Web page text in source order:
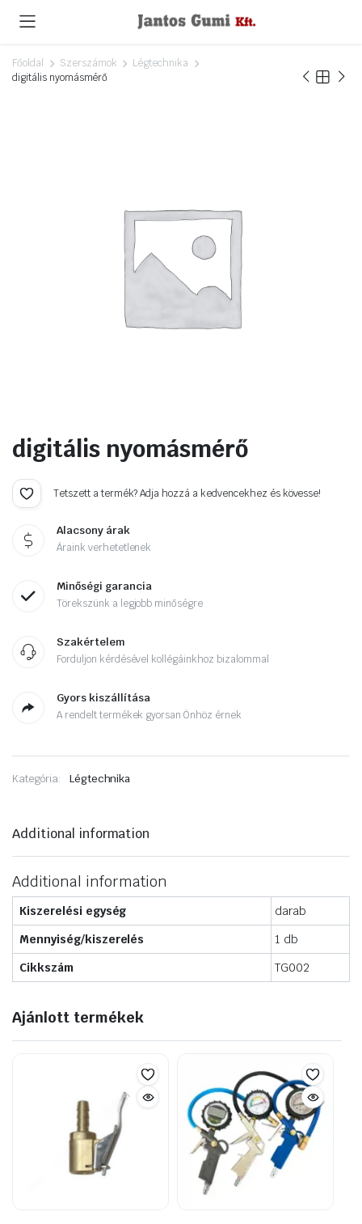
Főoldal Szerszámok
Légtechnika
digitális nyomásmérő
digitális nyomásmérő
Tetszett a termék? Adja hozzá a kedvencekhez és kövesse!
Alacsony árak
Áraink verhetetlenek
Minőségi garancia
Törekszünk a legjobb minőségre
Szakértelem
Forduljon kérdésével kollégáinkhoz bizalommal
Gyors kiszállítása
A rendelt termékek gyorsan Önhöz érnek
Kategória: Légtechnika
Additional information
Additional information
Kiszerelési egység
darab
Mennyiség/kiszerelés
1 db
Cikkszám
TG002
Ajánlott termékek